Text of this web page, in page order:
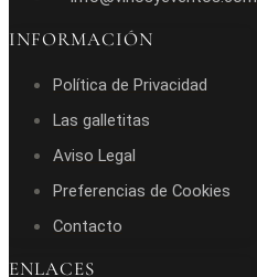
INFORMACIÓN
Política de Privacidad
Las galletitas
Aviso Legal
Preferencias de Cookies
Contacto
ENLACES